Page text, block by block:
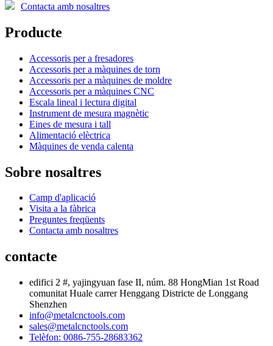
Contacta amb nosaltres
Producte
Accessoris per a fresadores
Accessoris per a màquines de torn
Accessoris per a màquines de moldre
Accessoris per a màquines CNC
Escala lineal i lectura digital
Instrument de mesura magnètic
Eines de mesura i tall
Alimentació elèctrica
Màquines de venda calenta
Sobre nosaltres
Camp d'aplicació
Visita a la fàbrica
Preguntes freqüents
Contacta amb nosaltres
contacte
edifici 2 #, yajingyuan fase II, núm. 88 HongMian 1st Road
comunitat Huale carrer Henggang Districte de Longgang
Shenzhen
info@metalcnctools.com
sales@metalcnctools.com
Telèfon: 0086-755-28683362